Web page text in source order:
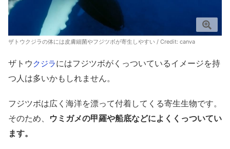
ザトウクジラの体には皮膚細菌やフジツボが寄生しやすい / Credit: canva
ザトウ クジラにはフジツボがくっついているイメージを持
つ人は多いかもしれません。
フジツボは広く海洋を漂って付着してくる寄生生物です。
そのため、 ウミガメの甲羅や船底などによくくっついてい
ます。